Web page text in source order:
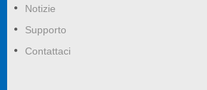
Notizie
Supporto
Contattaci